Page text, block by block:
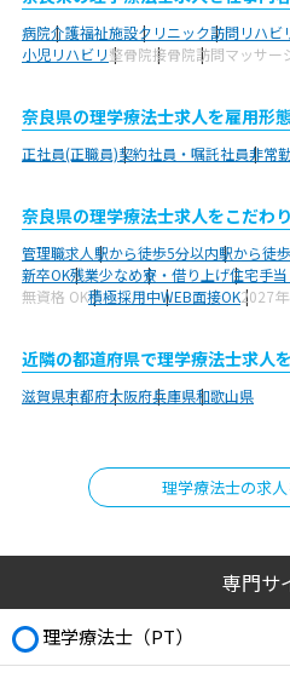
病院介護福祉施設クリニック訪問リハビ
小児リハビリ整骨院接骨院訪問マッサー
奈良県の理学療法士求人を雇用形
正社員(正職員)契約社員・嘱託社員非常
奈良県の理学療法士求人をこだわ
管理職求人駅から徒歩5分以内駅から徒
新卒OK残業少なめ寮・借り上げ住宅手
無資格 OK積極採用中WEB面接OK2027
近隣の都道府県で理学療法士求人
滋賀県京都府大阪府兵庫県和歌山県
理学療法士の求
専門サ
理学療法士（PT）